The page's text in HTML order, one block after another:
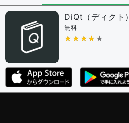
DiQt（ディクト）
無料
★★★★★
★★★★★